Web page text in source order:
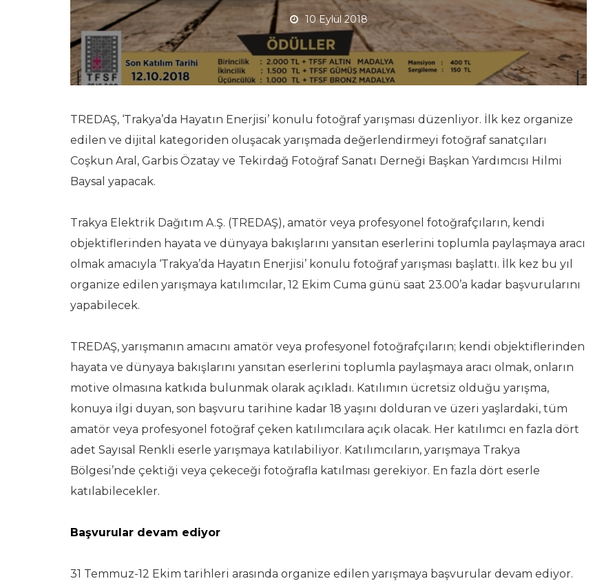
10 Eylül 2018
TREDAŞ, ‘Trakya’da Hayatın Enerjisi’ konulu fotoğraf yarışması düzenliyor. İlk kez organize
edilen ve dijital kategoriden oluşacak yarışmada değerlendirmeyi fotoğraf sanatçıları
Coşkun Aral, Garbis Özatay ve Tekirdağ Fotoğraf Sanatı Derneği Başkan Yardımcısı Hilmi
Baysal yapacak.
Trakya Elektrik Dağıtım A.Ş. (TREDAŞ), amatör veya profesyonel fotoğrafçıların, kendi
objektiflerinden hayata ve dünyaya bakışlarını yansıtan eserlerini toplumla paylaşmaya aracı
olmak amacıyla ‘Trakya’da Hayatın Enerjisi’ konulu fotoğraf yarışması başlattı. İlk kez bu yıl
organize edilen yarışmaya katılımcılar, 12 Ekim Cuma günü saat 23.00’a kadar başvurularını
yapabilecek.
TREDAŞ, yarışmanın amacını amatör veya profesyonel fotoğrafçıların; kendi objektiflerinden
hayata ve dünyaya bakışlarını yansıtan eserlerini toplumla paylaşmaya aracı olmak, onların
motive olmasına katkıda bulunmak olarak açıkladı. Katılımın ücretsiz olduğu yarışma,
konuya ilgi duyan, son başvuru tarihine kadar 18 yaşını dolduran ve üzeri yaşlardaki, tüm
amatör veya profesyonel fotoğraf çeken katılımcılara açık olacak. Her katılımcı en fazla dört
adet Sayısal Renkli eserle yarışmaya katılabiliyor. Katılımcıların, yarışmaya Trakya
Bölgesi’nde çektiği veya çekeceği fotoğrafla katılması gerekiyor. En fazla dört eserle
katılabilecekler.
Başvurular devam ediyor
31 Temmuz-12 Ekim tarihleri arasında organize edilen yarışmaya başvurular devam ediyor.